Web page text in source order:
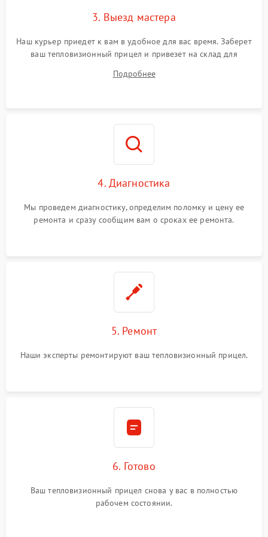
3. Выезд мастера
Наш курьер приедет к вам в удобное для вас время. Заберет
ваш тепловизионный прицел и привезет на склад для
Подробнее
4. Диагностика
Мы проведем диагностику, определим поломку и цену ее
ремонта и сразу сообщим вам о сроках ее ремонта.
5. Ремонт
Наши эксперты ремонтируют ваш тепловизионный прицел.
6. Готово
Ваш тепловизионный прицел снова у вас в полностью
рабочем состоянии.